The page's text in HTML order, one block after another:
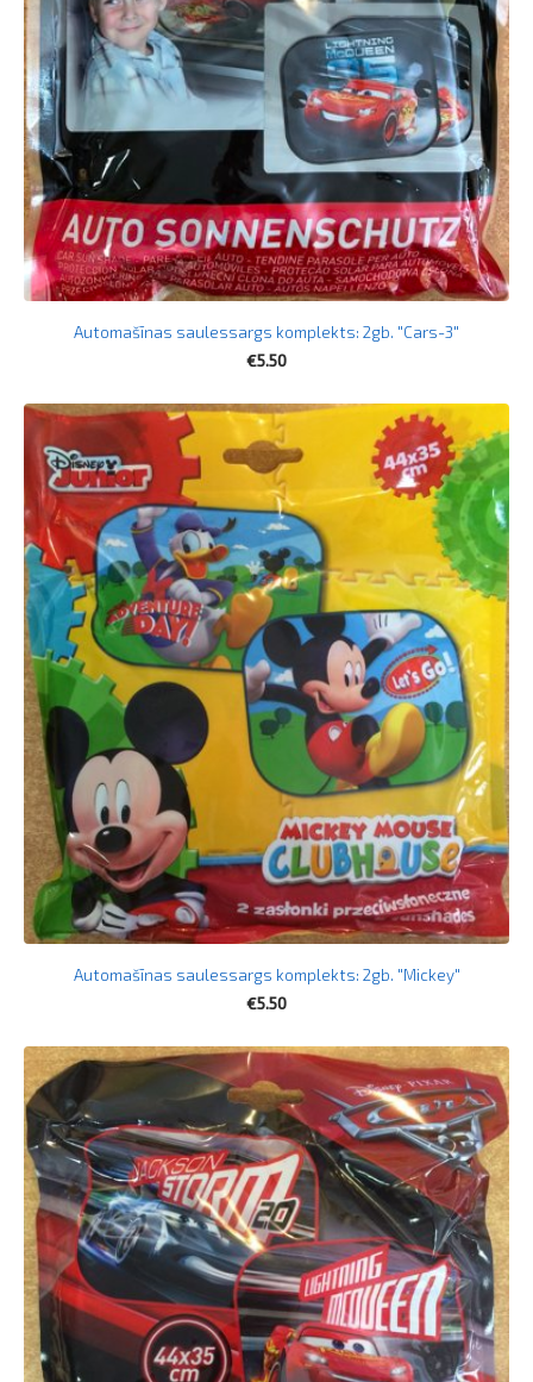
Automašīnas saulessargs komplekts: 2gb. "Cars-3"
€5.50
Automašīnas saulessargs komplekts: 2gb. "Mickey"
€5.50